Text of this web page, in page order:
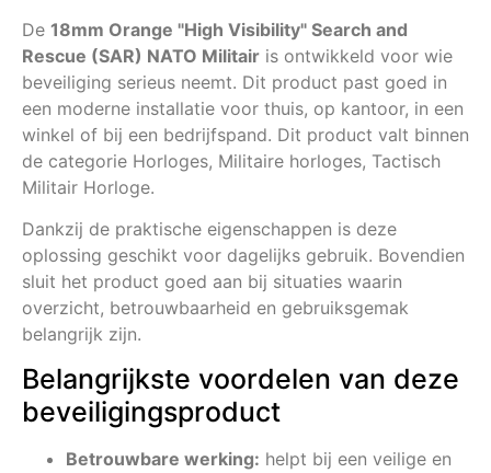
De 18mm Orange "High Visibility" Search and
Rescue (SAR) NATO Militair is ontwikkeld voor wie
beveiliging serieus neemt. Dit product past goed in
een moderne installatie voor thuis, op kantoor, in een
winkel of bij een bedrijfspand. Dit product valt binnen
de categorie Horloges, Militaire horloges, Tactisch
Militair Horloge.
Dankzij de praktische eigenschappen is deze
oplossing geschikt voor dagelijks gebruik. Bovendien
sluit het product goed aan bij situaties waarin
overzicht, betrouwbaarheid en gebruiksgemak
belangrijk zijn.
Belangrijkste voordelen van deze
beveiligingsproduct
Betrouwbare werking: helpt bij een veilige en